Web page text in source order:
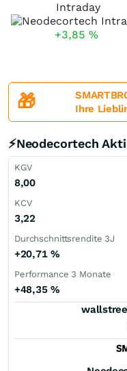
Intraday
+3,85 %
🎁
Ihre
⚡Neodecortech
KGV
8,00
KCV
3,22
Durchschnittsrendite 3J
+20,71 %
Performance 3 Monate
+48,35 %